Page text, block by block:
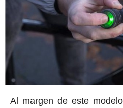
Al margen de este